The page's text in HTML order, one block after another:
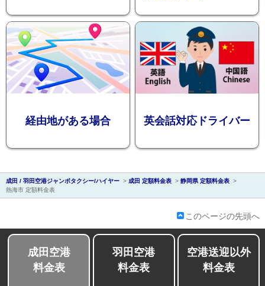
会社紹介
経由地がある場合 英会話対応ドライバー
成田 / 羽田空港ジャンボタクシー/ハイヤー > 成田 定額料金表 > 静岡県 定額料金表 >
熱海市 定額料金表
このページの先頭へ
成田空港
料金表
羽田空港
料金表
空港送迎以外
料金表